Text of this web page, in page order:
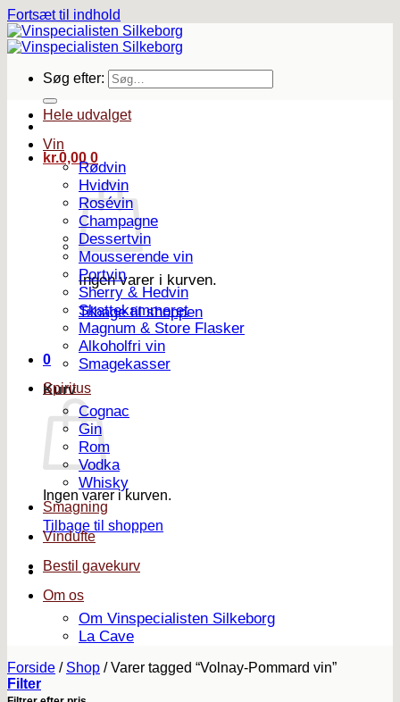
Fortsæt til indhold
Søg efter:
kr.0,00 0
Ingen varer i kurven.
Tilbage til shoppen
0
Kurv
Ingen varer i kurven.
Tilbage til shoppen
Hele udvalget
Vin
Rødvin
Hvidvin
Rosévin
Champagne
Dessertvin
Mousserende vin
Portvin
Sherry & Hedvin
Skattekammeret
Magnum & Store Flasker
Alkoholfri vin
Smagekasser
Spiritus
Cognac
Gin
Rom
Vodka
Whisky
Smagning
Vindufte
Bestil gavekurv
Om os
Om Vinspecialisten Silkeborg
La Cave
Forside / Shop /Varer tagged “Volnay-Pommard vin”
Filter